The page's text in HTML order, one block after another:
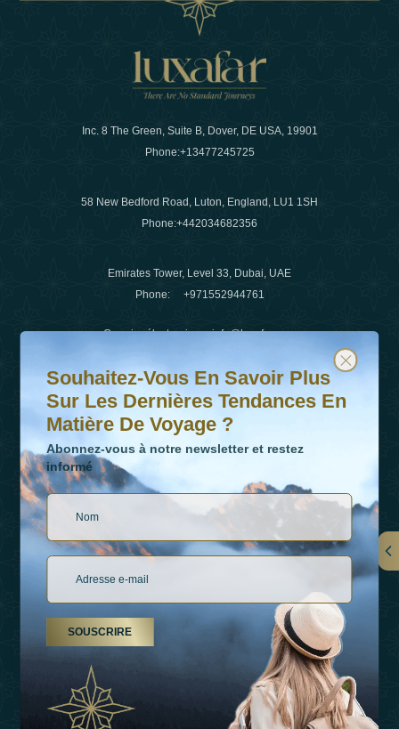
Inc. 8 The Green, Suite B, Dover, DE USA, 19901
Phone:+13477245725
58 New Bedford Road, Luton, England, LU1 1SH
Phone:+442034682356
Emirates Tower, Level 33, Dubai, UAE
Phone: +971552944761
Courrier électronique:info@luxafar.com
WhatsApp N°
+442034682356
+971552944761
LIENS
À Propos De Nous
Types De Vacances
Souhaitez-vous en savoir plus sur les dernières
Abonnez-vous à notre newsletter et restez informé
Souhaitez-Vous En Savoir Plus
Sur Les Dernières Tendances En
Matière De Voyage ?
Abonnez-vous à notre newsletter et restez
informé
SOUSCRIRE